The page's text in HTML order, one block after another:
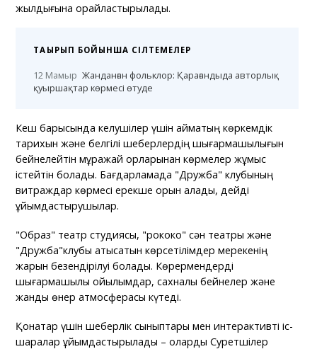
жылдығына орайластырылады.
ТАҚЫРЫП БОЙЫНША СІЛТЕМЕЛЕР
12 Мамыр Жанданған фольклор: Қарағандыда авторлық
қуыршақтар көрмесі өтуде
Кеш барысында келушілер үшін аймақтың көркемдік
тарихын және белгілі шеберлердің шығармашылығын
бейнелейтін мұражай қорларынан көрмелер жұмыс
істейтін болады. Бағдарламада "Дружба" клубының
витраждар көрмесі ерекше орын алады, дейді
ұйымдастырушылар.
"Образ" театр студиясы, "рококо" сән театры және
"Дружба"клубы қатысатын көрсетілімдер мерекенің
жарқын безендірілуі болады. Көрермендерді
шығармашылық қойылымдар, сахналық бейнелер және
жанды өнер атмосферасы күтеді.
Қонақтар үшін шеберлік сыныптары мен интерактивті іс-
шаралар ұйымдастырылады – оларды Суретшілер